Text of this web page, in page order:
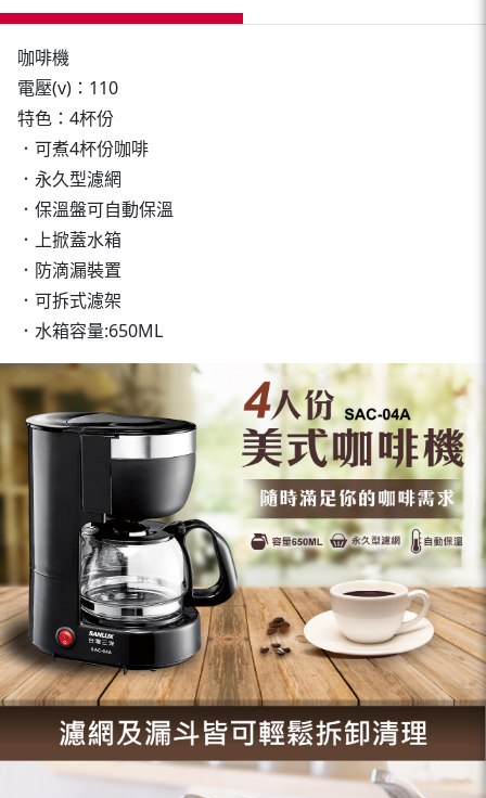
咖啡機
電壓(v)：110
特色：4杯份
．可煮4杯份咖啡
．永久型濾網
．保溫盤可自動保溫
．上掀蓋水箱
．防滴漏裝置
．可拆式濾架
．水箱容量:650ML